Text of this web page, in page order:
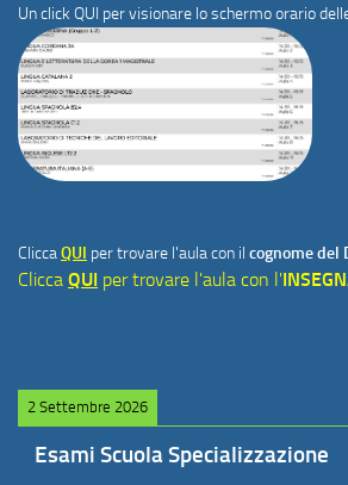
Un click QUI per visionare lo schermo orario
CliccaQUI per trovare l'aula con il cognome del
Clicca QUI per trovare l'aula con l'
2 Settembre 2026
Esami Scuola Specializzazione